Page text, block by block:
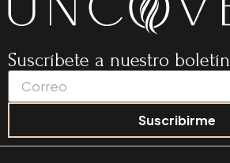
Suscríbete a nuestro boletín
Suscribirme